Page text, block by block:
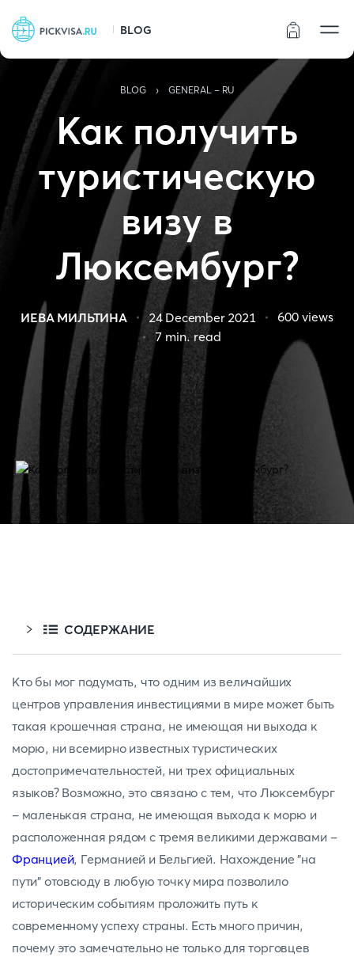
BLOG
BLOG › GENERAL - RU
Как получить
туристическую
визу в
Люксембург?
ИЕВА МИЛЬТИНА 24 December 2021 600views
7min. read
СОДЕРЖАНИЕ
Кто бы мог подумать, что одним из величайших
центров управления инвестициями в мире может быть
такая крошечная страна, не имеющая ни выхода к
морю, ни всемирно известных туристических
достопримечательностей, ни трех официальных
языков? Возможно, это связано с тем, что Люксембург
- маленькая страна, не имеющая выхода к морю и
расположенная рядом с тремя великими державами -
Францией, Германией и Бельгией. Нахождение "на
пути" отовсюду в любую точку мира позволило
историческим событиям проложить путь к
современному успеху страны. Есть много причин,
почему это замечательно не только для торговцев